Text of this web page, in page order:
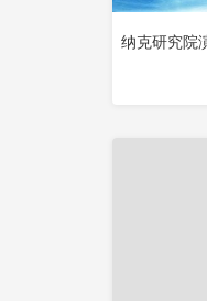
纳克研究院